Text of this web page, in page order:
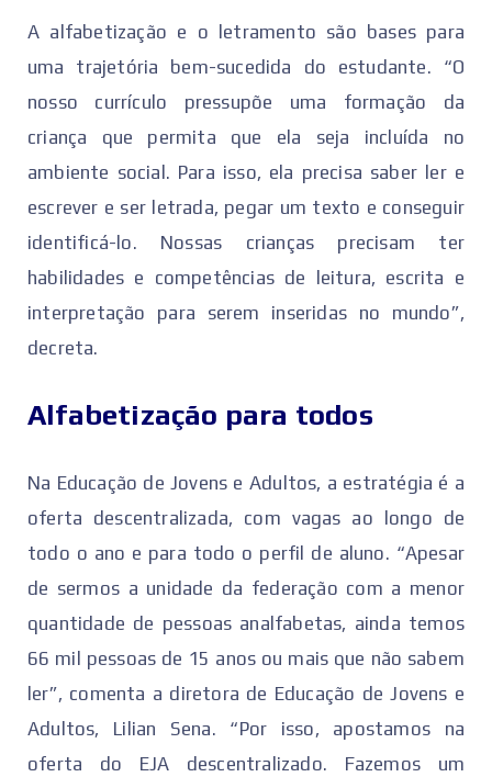
A alfabetização e o letramento são bases para
uma trajetória bem-sucedida do estudante. “O
nosso currículo pressupõe uma formação da
criança que permita que ela seja incluída no
ambiente social. Para isso, ela precisa saber ler e
escrever e ser letrada, pegar um texto e conseguir
identificá-lo. Nossas crianças precisam ter
habilidades e competências de leitura, escrita e
interpretação para serem inseridas no mundo”,
decreta.
Alfabetização para todos
Na Educação de Jovens e Adultos, a estratégia é a
oferta descentralizada, com vagas ao longo de
todo o ano e para todo o perfil de aluno. “Apesar
de sermos a unidade da federação com a menor
quantidade de pessoas analfabetas, ainda temos
66 mil pessoas de 15 anos ou mais que não sabem
ler”, comenta a diretora de Educação de Jovens e
Adultos, Lilian Sena. “Por isso, apostamos na
oferta do EJA descentralizado. Fazemos um